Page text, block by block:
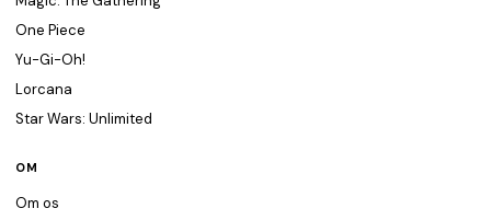
One Piece
Yu-Gi-Oh!
Lorcana
Star Wars: Unlimited
OM
Om os